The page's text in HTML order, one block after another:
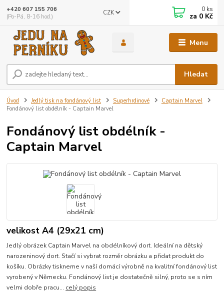
Menu
CZK
Hledat
+420 607 155 706
(Po-Pá, 8-16 hod.)
0 ks
za 0 Kč
Úvod Jedlý tisk na fondánový list Superhrdinové
Captain Marvel
Fondánový list obdélník - Captain Marvel
Fondánový list obdélník -
Captain Marvel
velikost A4 (29x21 cm)
Jedlý obrázek Captain Marvel na obdélníkový dort. Ideální na dětský
narozeninový dort. Stačí si vybrat rozměr obrázku a přidat produkt do
košíku. Obrázky tiskneme v naší domácí výrobně na kvalitní fondánový list
vyrobený v Německu. Fondánový list je dostatečně silný, proto se s ním
velmi dobře pracu... celý popis